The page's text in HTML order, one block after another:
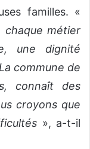
familles. «
chaque métier
une dignité
commune de
connaît des
croyons que
», a-t-il